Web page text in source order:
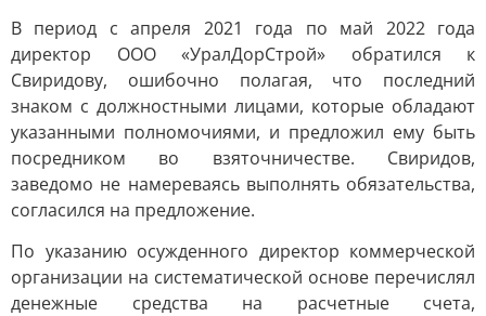
В период с апреля 2021 года по май 2022 года
директор ООО «УралДорСтрой» обратился к
Свиридову, ошибочно полагая, что последний
знаком с должностными лицами, которые обладают
указанными полномочиями, и предложил ему быть
посредником во взяточничестве. Свиридов,
заведомо не намереваясь выполнять обязательства,
согласился на предложение.
По указанию осужденного директор коммерческой
организации на систематической основе перечислял
денежные средства на расчетные счета,